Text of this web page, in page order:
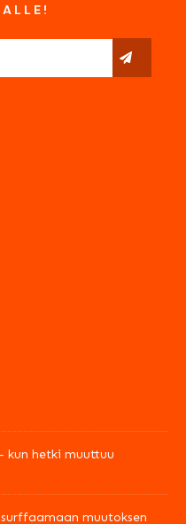
kun hetki muuttuu
muutoksen